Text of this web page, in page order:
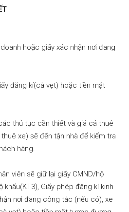
hoặc giấy xác nhận nơi đang
đăng kí(cà vẹt) hoặc tiền mặt
thủ tục cần thiết và giá cả thuê
xe) sẽ đến tận nhà để kiểm tra
hàng.
viên sẽ giữ lại giấy CMND/hộ
khẩu(KT3), Giấy phép đăng kí kinh
nơi đang công tác (nếu có), xe